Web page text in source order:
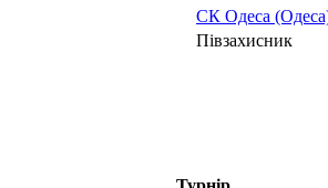
СК Одеса
Півзахисник